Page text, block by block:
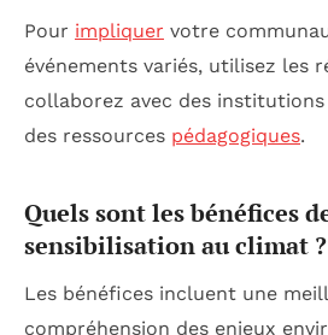
Pour impliquer votre
événements variés, utilisez les
collaborez avec des
des ressources pédagogiques.
Quels sont les bénéfices
sensibilisation au climat ?
Les bénéfices incluent une
compréhension des enjeux